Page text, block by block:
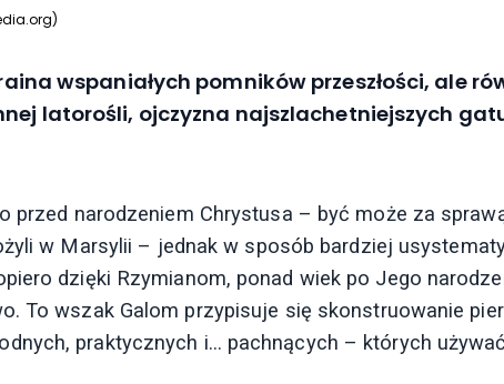
wspaniałych pomników przeszłości, ale
latorośli, ojczyzna najszlachetniejszych
przed narodzeniem Chrystusa – być może za
w Marsylii – jednak w sposób bardziej
dzięki Rzymianom, ponad wiek po Jego
To wszak Galom przypisuje się skonstruowanie
praktycznych i… pachnących – których